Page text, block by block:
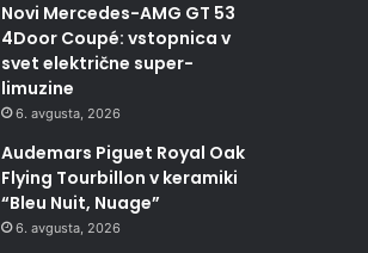
Novi Mercedes-AMG GT 53
4Door Coupé: vstopnica v
svet električne super-
limuzine
6. avgusta, 2026
Audemars Piguet Royal Oak
Flying Tourbillon v keramiki
“Bleu Nuit, Nuage”
6. avgusta, 2026